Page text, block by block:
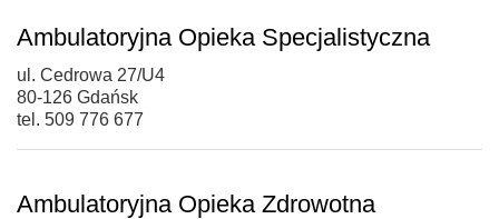
Ambulatoryjna Opieka Specjalistyczna
ul. Cedrowa 27/U4
80-126 Gdańsk
tel. 509 776 677
Ambulatoryjna Opieka Zdrowotna